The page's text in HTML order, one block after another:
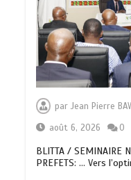
parJean Pierre
août 6, 2026
0
BLITTA / SEMINAIRE
PREFETS: … Vers